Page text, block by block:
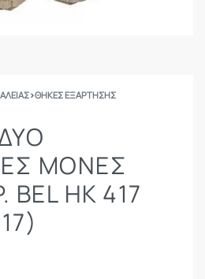
›ΘΉΚΕΣ ΕΞΆΡΤΗΣΗΣ
ΜΟΝΈΣ
BEL HK 417